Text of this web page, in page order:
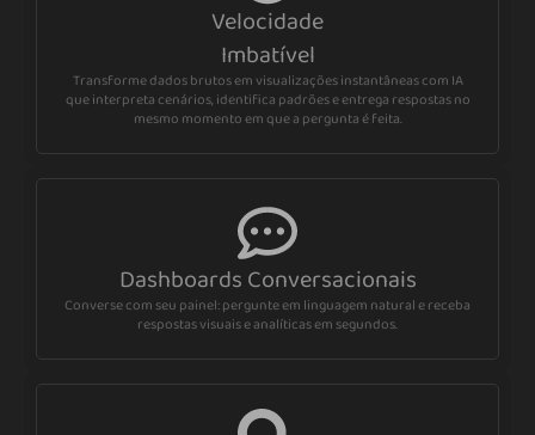
Velocidade
Imbatível
Transforme dados brutos em visualizações instantâneas com IA
que interpreta cenários, identifica padrões e entrega respostas no
mesmo momento em que a pergunta é feita.
Dashboards Conversacionais
Converse com seu painel: pergunte em linguagem natural e receba
respostas visuais e analíticas em segundos.